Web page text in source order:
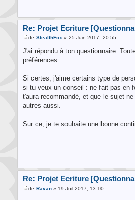
Re: Projet Ecriture
de StealthFox » 25 Juin 2017, 20:55
J'ai répondu à ton questionnaire.
préférences.
Si certes, j'aime certains type de
si tu veux un conseil : ne fait pas en
t'aura recommandé, et que le sujet
autres aussi.
Sur ce, je te souhaite une bonne
Re: Projet Ecriture
de Ravan» 19 Juil 2017, 13:10